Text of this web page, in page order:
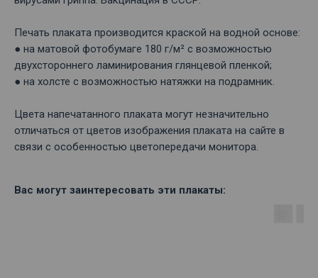
Печать плаката производится краской на водной основе:
● на матовой фотобумаге 180 г/м² с возможностью
двухстороннего ламинирования глянцевой пленкой;
● на холсте с возможностью натяжки на подрамник.
Цвета напечатанного плаката могут незначительно
отличаться от цветов изображения плаката на сайте в
связи с особенностью цветопередачи монитора.
Вас могут заинтересовать эти плакаты: